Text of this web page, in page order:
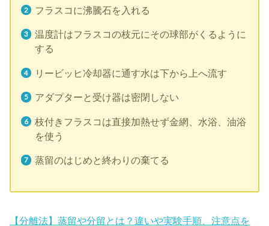
フラスコに沸騰石を入れる
温度計はフラスコの枝元にその球部がくるように
する
リービッヒ冷却器に通す水は下から上へ流す
アダプターと受け器は密閉しない
枝付きフラスコは直接加熱せず金網、水浴、油浴
を使う
蒸留のはじめと終わりの棄てる
【分離法】蒸留や分留とは？違いや実験手順、注意点を